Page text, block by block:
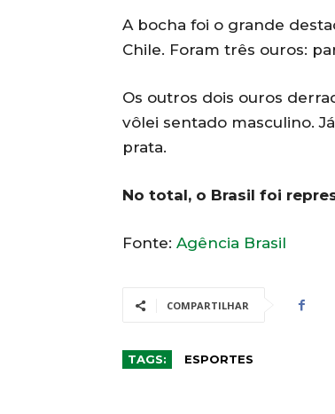
A bocha foi o grande
Chile. Foram três ouros:
Os outros dois ouros
vôlei sentado masculino.
prata.
No total, o Brasil foi
Fonte: Agência Brasil
COMPARTILHAR
TAGS: ESPORTES